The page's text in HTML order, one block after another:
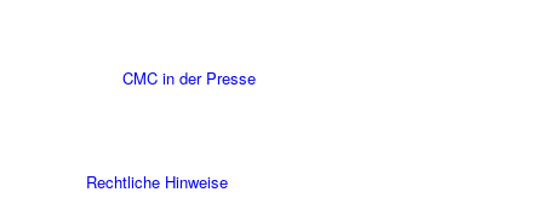
CMC in der Presse
Rechtliche Hinweise